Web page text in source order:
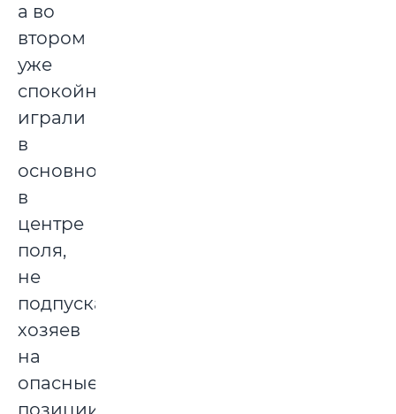
а во
втором
уже
спокойно
играли
в
основном
в
центре
поля,
не
подпуская
хозяев
на
опасные